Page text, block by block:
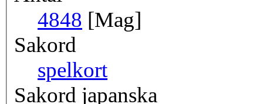
4848 [Mag]
Sakord
spelkort
Sakord japanska